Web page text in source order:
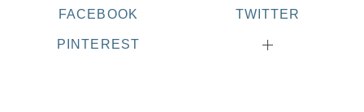
FACEBOOK TWITTER
PINTEREST